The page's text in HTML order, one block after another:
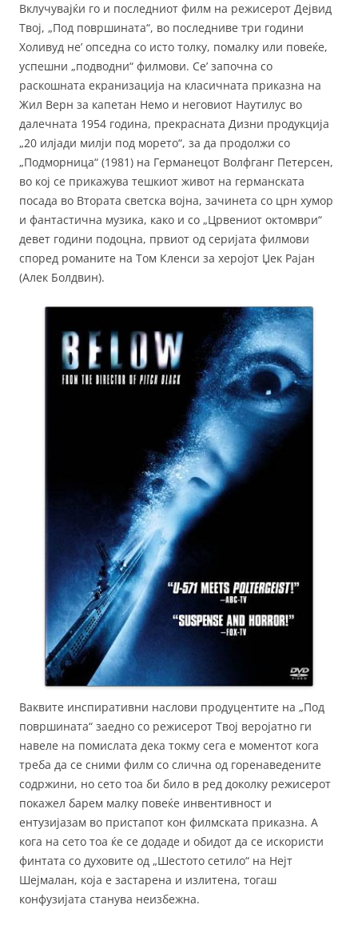
c
e
b
o
o
k
itt
er
ai
l
ss
e
n
g
er
Вклучувајќи го и последниот филм на режисерот Дејвид
Твој, „Под површината“, во последниве три години
Холивуд не’ опседна со исто толку, помалку или повеќе,
успешни „подводни“ филмови. Се’ започна со
раскошната екранизација на класичната приказна на
Жил Верн за капетан Немо и неговиот Наутилус во
далечната 1954 година, прекрасната Дизни продукција
„20 илјади милји под морето“, за да продолжи со
„Подморница“ (1981) на Германецот Волфганг Петерсен,
во кој се прикажува тешкиот живот на германската
посада во Втората светска војна, зачинета со црн хумор
и фантастична музика, како и со „Црвениот октомври“
девет години подоцна, првиот од серијата филмови
според романите на Том Кленси за херојот Џек Рајан
(Алек Болдвин).
Ваквите инспиративни наслови продуцентите на „Под
површината“ заедно со режисерот Твој веројатно ги
навеле на помислата дека токму сега е моментот кога
треба да се сними филм со слична од горенаведените
содржини, но сето тоа би било в ред доколку режисерот
покажел барем малку повеќе инвентивност и
ентузијазам во пристапот кон филмската приказна. А
кога на сето тоа ќе се додаде и обидот да се искористи
финтата со духовите од „Шестото сетило“ на Нејт
Шејмалан, која е застарена и излитена, тогаш
конфузијата станува неизбежна.